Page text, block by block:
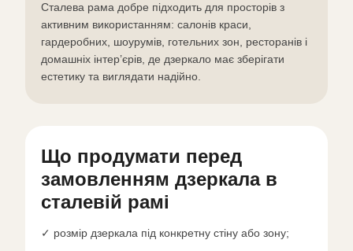
Сталева рама добре підходить для просторів з
активним використанням: салонів краси,
гардеробних, шоурумів, готельних зон, ресторанів і
домашніх інтер’єрів, де дзеркало має зберігати
естетику та виглядати надійно.
Що продумати перед
замовленням дзеркала в
сталевій рамі
✓ розмір дзеркала під конкретну стіну або зону;